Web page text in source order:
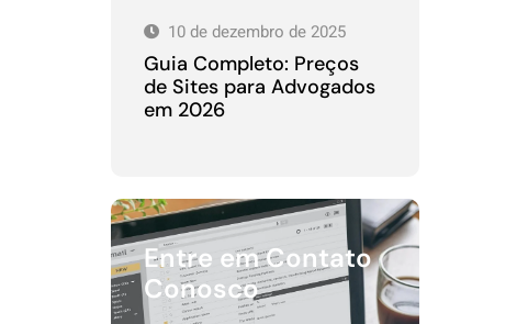
10 de dezembro de 2025
Guia Completo: Preços
de Sites para Advogados
em 2026
Entre em Contato
Conosco